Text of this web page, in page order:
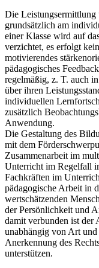
Die Leistungsermittlung
grundsätzlich am
einer Klasse wird auf
verzichtet, es erfolgt
motivierendes
pädagogisches
regelmäßig, z. T. auch
über ihren
individuellen
zusätzlich
Anwendung.
Die Gestaltung des
mit dem
Zusammenarbeit im
Unterricht im Regelfall
Fachkräften im
pädagogische Arbeit in
wertschätzenden
der Persönlichkeit und
damit verbunden ist der
unabhängig von Art
Anerkennung des
unterstützen.